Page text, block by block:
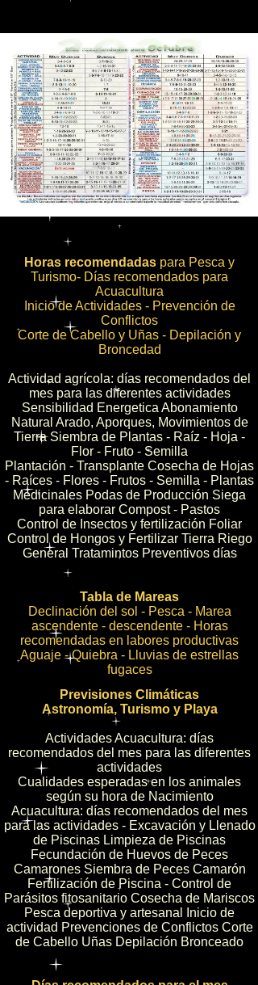
Días recomendados para Actividades
Agrícolas - Pecuarias y Apicultura
Previsiones Climáticas
Astronomía, Turismo y Playa
Actividades Acuacultura: días
recomendados del mes para las diferentes
actividades
Cualidades esperadas en los animales
según su hora de Nacimiento
Acuacultura: días recomendados del mes
para las actividades - Excavación y Llenado
de Piscinas Limpieza de Piscinas
Fecundación de Huevos de Peces
Camarones Siembra de Peces Camarón
Fertilización de Piscina - Control de
Parásitos fitosanitario Cosecha de Mariscos
Pesca deportiva y artesanal Inicio de
actividad Prevenciones de Conflictos Corte
de Cabello Uñas Depilación Bronceado
Horas recomendadas para Pesca y
Turismo- Días recomendados para
Acuacultura
Inicio de Actividades - Prevención de
Conflictos
Corte de Cabello y Uñas - Depilación y
Broncedad
Actividad agrícola: días recomendados del
mes para las diferentes actividades
Sensibilidad Energetica Abonamiento
Natural Arado, Aporques, Movimientos de
Tierra Siembra de Plantas - Raíz - Hoja -
Flor - Fruto - Semilla
Plantación - Transplante Cosecha de Hojas
- Raíces - Flores - Frutos - Semilla - Plantas
Medicinales Podas de Producción Siega
para elaborar Compost - Pastos
Control de Insectos y fertilización Foliar
Control de Hongos y Fertilizar Tierra Riego
General Tratamintos Preventivos días
Tabla de Mareas
Declinación del sol - Pesca - Marea
ascendente - descendente - Horas
recomendadas en labores productivas
Aguaje - Quiebra - Lluvias de estrellas
fugaces